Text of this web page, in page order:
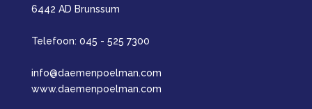
6442 AD Brunssum
Telefoon: 045 - 525 7300
info@daemenpoelman.com
www.daemenpoelman.com